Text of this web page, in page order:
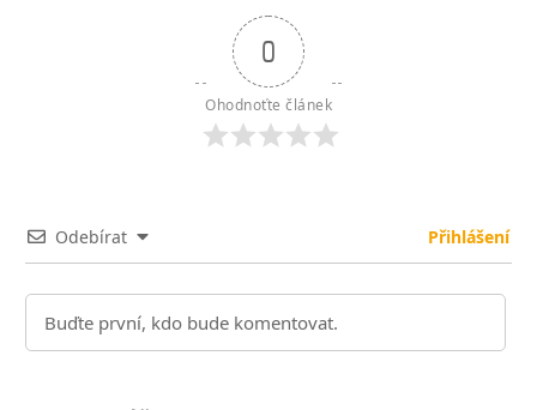
0
Ohodnoťte článek
Odebírat Přihlášení